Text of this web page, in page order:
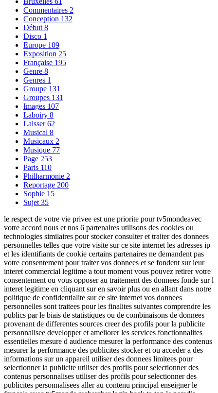
Commentaires 2
Conception 132
Début 8
Disco 1
Europe 109
Exposition 25
Française 195
Genre 8
Genres 1
Groupe 131
Groupes 131
Images 107
Laboiry 8
Laisser62
Musical 8
Musicaux 2
Musique 77
Page 253
Paris 110
Philharmonie 2
Reportage 200
Sophie 15
Sujet 35
le respect de votre vie privee est une priorite pour tv5mondeavec
votre accord nous et nos 6 partenaires utilisons des cookies ou
technologies similaires pour stocker consulter et traiter des donnees
personnelles telles que votre visite sur ce site internet les adresses ip
et les identifiants de cookie certains partenaires ne demandent pas
votre consentement pour traiter vos donnees et se fondent sur leur
interet commercial legitime a tout moment vous pouvez retirer votre
consentement ou vous opposer au traitement des donnees fonde sur l
interet legitime en cliquant sur en savoir plus ou en allant dans notre
politique de confidentialite sur ce site internet vos donnees
personnelles sont traitees pour les finalites suivantes comprendre les
publics par le biais de statistiques ou de combinaisons de donnees
provenant de differentes sources creer des profils pour la publicite
personnalisee developper et ameliorer les services fonctionnalites
essentielles mesure d audience mesurer la performance des contenus
mesurer la performance des publicites stocker et ou acceder a des
informations sur un appareil utiliser des donnees limitees pour
selectionner la publicite utiliser des profils pour selectionner des
contenus personnalises utiliser des profils pour selectionner des
publicites personnalisees aller au contenu principal enseigner le